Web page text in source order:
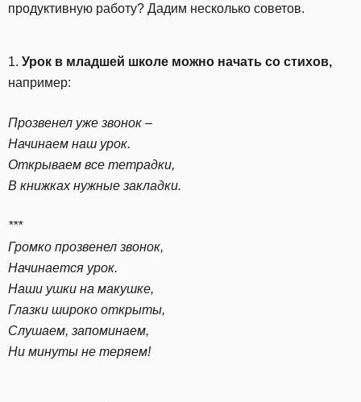
продуктивную работу? Дадим несколько советов.
1. Урок в младшей школе можно начать со стихов,
например:
Прозвенел уже звонок –
Начинаем наш урок.
Открываем все тетрадки,
В книжках нужные закладки.
***
Громко прозвенел звонок,
Начинается урок.
Наши ушки на макушке,
Глазки широко открыты,
Слушаем, запоминаем,
Ни минуты не теряем!